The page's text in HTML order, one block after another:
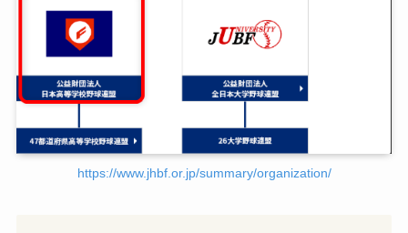
https://www.jhbf.or.jp/summary/organization/